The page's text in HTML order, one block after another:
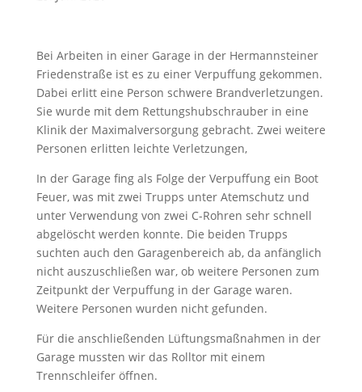
Bei Arbeiten in einer Garage in der Hermannsteiner
Friedenstraße ist es zu einer Verpuffung gekommen.
Dabei erlitt eine Person schwere Brandverletzungen.
Sie wurde mit dem Rettungshubschrauber in eine
Klinik der Maximalversorgung gebracht. Zwei weitere
Personen erlitten leichte Verletzungen,
In der Garage fing als Folge der Verpuffung ein Boot
Feuer, was mit zwei Trupps unter Atemschutz und
unter Verwendung von zwei C-Rohren sehr schnell
abgelöscht werden konnte. Die beiden Trupps
suchten auch den Garagenbereich ab, da anfänglich
nicht auszuschließen war, ob weitere Personen zum
Zeitpunkt der Verpuffung in der Garage waren.
Weitere Personen wurden nicht gefunden.
Für die anschließenden Lüftungsmaßnahmen in der
Garage mussten wir das Rolltor mit einem
Trennschleifer öffnen.